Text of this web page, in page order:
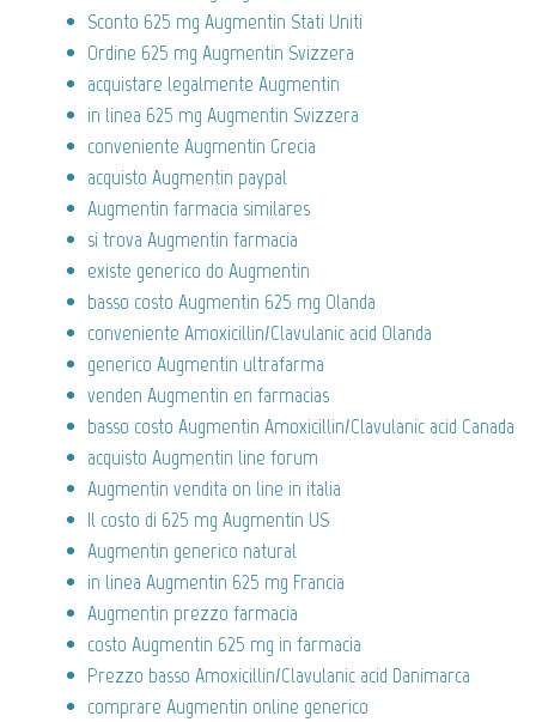
Sconto 625 mg Augmentin Stati Uniti
Ordine 625 mg Augmentin Svizzera
acquistare legalmente Augmentin
in linea 625 mg Augmentin Svizzera
conveniente Augmentin Grecia
acquisto Augmentin paypal
Augmentin farmacia similares
si trova Augmentin farmacia
existe generico do Augmentin
basso costo Augmentin 625 mg Olanda
conveniente Amoxicillin/Clavulanic acid Olanda
generico Augmentin ultrafarma
venden Augmentin en farmacias
basso costo Augmentin Amoxicillin/Clavulanic acid Canada
acquisto Augmentin line forum
Augmentin vendita on line in italia
Il costo di 625 mg Augmentin US
Augmentin generico natural
in linea Augmentin 625 mg Francia
Augmentin prezzo farmacia
costo Augmentin 625 mg in farmacia
Prezzo basso Amoxicillin/Clavulanic acid Danimarca
comprare Augmentin online generico